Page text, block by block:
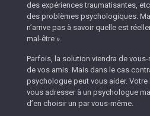
des expériences traumatisantes,
des problèmes psychologiques.
n’arrive pas à savoir quelle est
mal-être ».
Parfois, la solution viendra de
de vos amis. Mais dans le cas
psychologue peut vous aider.
vous adresser à un psychologue
d’en choisir un par vous-même.